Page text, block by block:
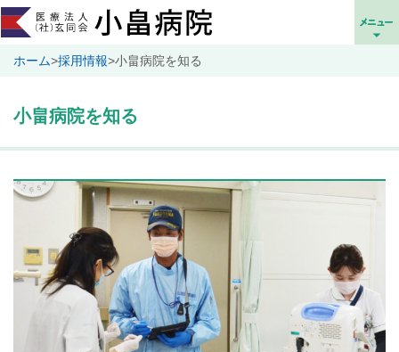
ホーム>採用情報>小畠病院を知る
小畠病院を知る